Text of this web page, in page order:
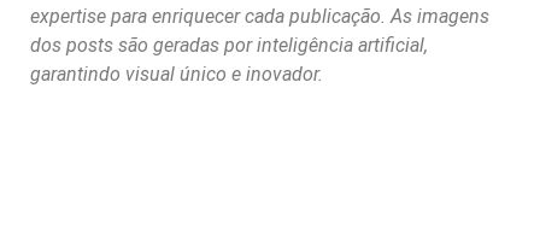
expertise para enriquecer cada publicação. As imagens
dos posts são geradas por inteligência artificial,
garantindo visual único e inovador.